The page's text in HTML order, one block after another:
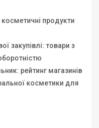
продукти
закупівлі: товари з
рейтинг магазинів
косметики для